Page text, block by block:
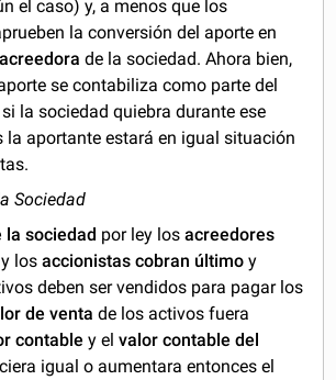
el caso) y, a menos que los
la conversión del aporte en
de la sociedad. Ahora bien,
se contabiliza como parte del
la sociedad quiebra durante ese
la aportante estará en igual situación
Sociedad
la sociedad por ley losacreedores
y losaccionistas cobran último y
deben ser vendidos para pagar los
de venta de los activos fuera
contable y elvalor contable del
igual o aumentara entonces el